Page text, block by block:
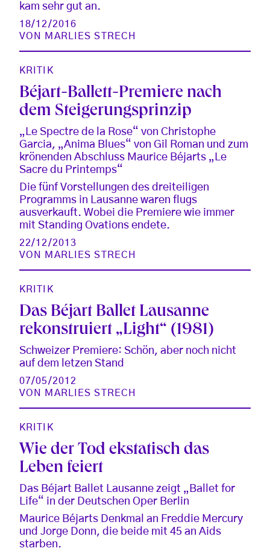
kam sehr gut an.
18/12/2016
VON MARLIES STRECH
KRITIK
Béjart-Ballett-Premiere nach
dem Steigerungsprinzip
„Le Spectre de la Rose“ von Christophe
Garcia, „Anima Blues“ von Gil Roman und zum
krönenden Abschluss Maurice Béjarts „Le
Sacre du Printemps“
Die fünf Vorstellungen des dreiteiligen
Programms in Lausanne waren flugs
ausverkauft. Wobei die Premiere wie immer
mit Standing Ovations endete.
22/12/2013
VON MARLIES STRECH
KRITIK
Das Béjart Ballet Lausanne
rekonstruiert „Light“ (1981)
Schweizer Premiere: Schön, aber noch nicht
auf dem letzen Stand
07/05/2012
VON MARLIES STRECH
KRITIK
Wie der Tod ekstatisch das
Leben feiert
Das Béjart Ballet Lausanne zeigt „Ballet for
Life“ in der Deutschen Oper Berlin
Maurice Béjarts Denkmal an Freddie Mercury
und Jorge Donn, die beide mit 45 an Aids
starben.